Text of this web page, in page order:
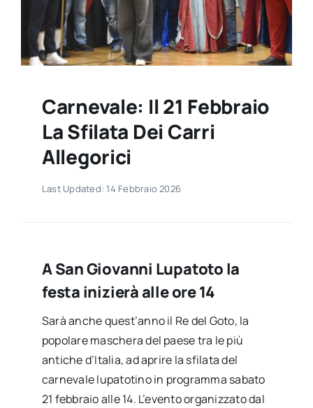
Contatti
Carnevale: Il 21 Febbraio
La Sfilata Dei Carri
Allegorici
Last Updated: 14 Febbraio 2026
A San Giovanni Lupatoto la
festa inizierà alle ore 14
Sarà anche quest’anno il Re del Goto, la
popolare maschera del paese tra le più
antiche d’Italia, ad aprire la sfilata del
carnevale lupatotino in programma sabato
21 febbraio alle 14. L’evento organizzato dal